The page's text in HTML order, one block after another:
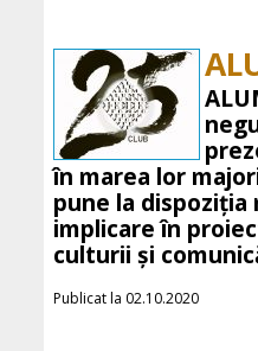
în marea lor
pune la
implicare în
culturii și
Publicat la 02.10.2020